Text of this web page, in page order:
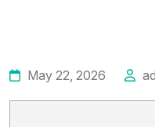
May 22, 2026